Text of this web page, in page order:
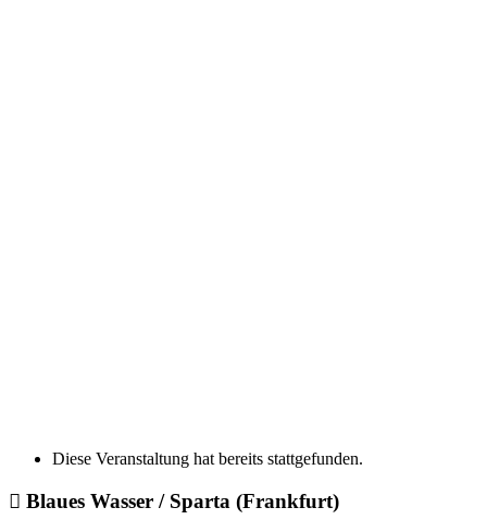
Diese Veranstaltung hat bereits stattgefunden.
Blaues Wasser / Sparta (Frankfurt)